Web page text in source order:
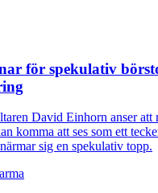
för spekulativ
David Einhorn anser att
komma att ses som ett
sig en spekulativ topp.